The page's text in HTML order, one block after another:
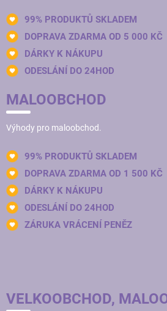
99% PRODUKTŮ SKLADEM
DOPRAVA ZDARMA OD 5 000 KČ
DÁRKY K NÁKUPU
ODESLÁNÍ DO 24HOD
MALOOBCHOD
Výhody pro maloobchod.
99% PRODUKTŮ SKLADEM
DOPRAVA ZDARMA OD 1 500 KČ
DÁRKY K NÁKUPU
ODESLÁNÍ DO 24HOD
ZÁRUKA VRÁCENÍ PENĚZ
VELKOOBCHOD,